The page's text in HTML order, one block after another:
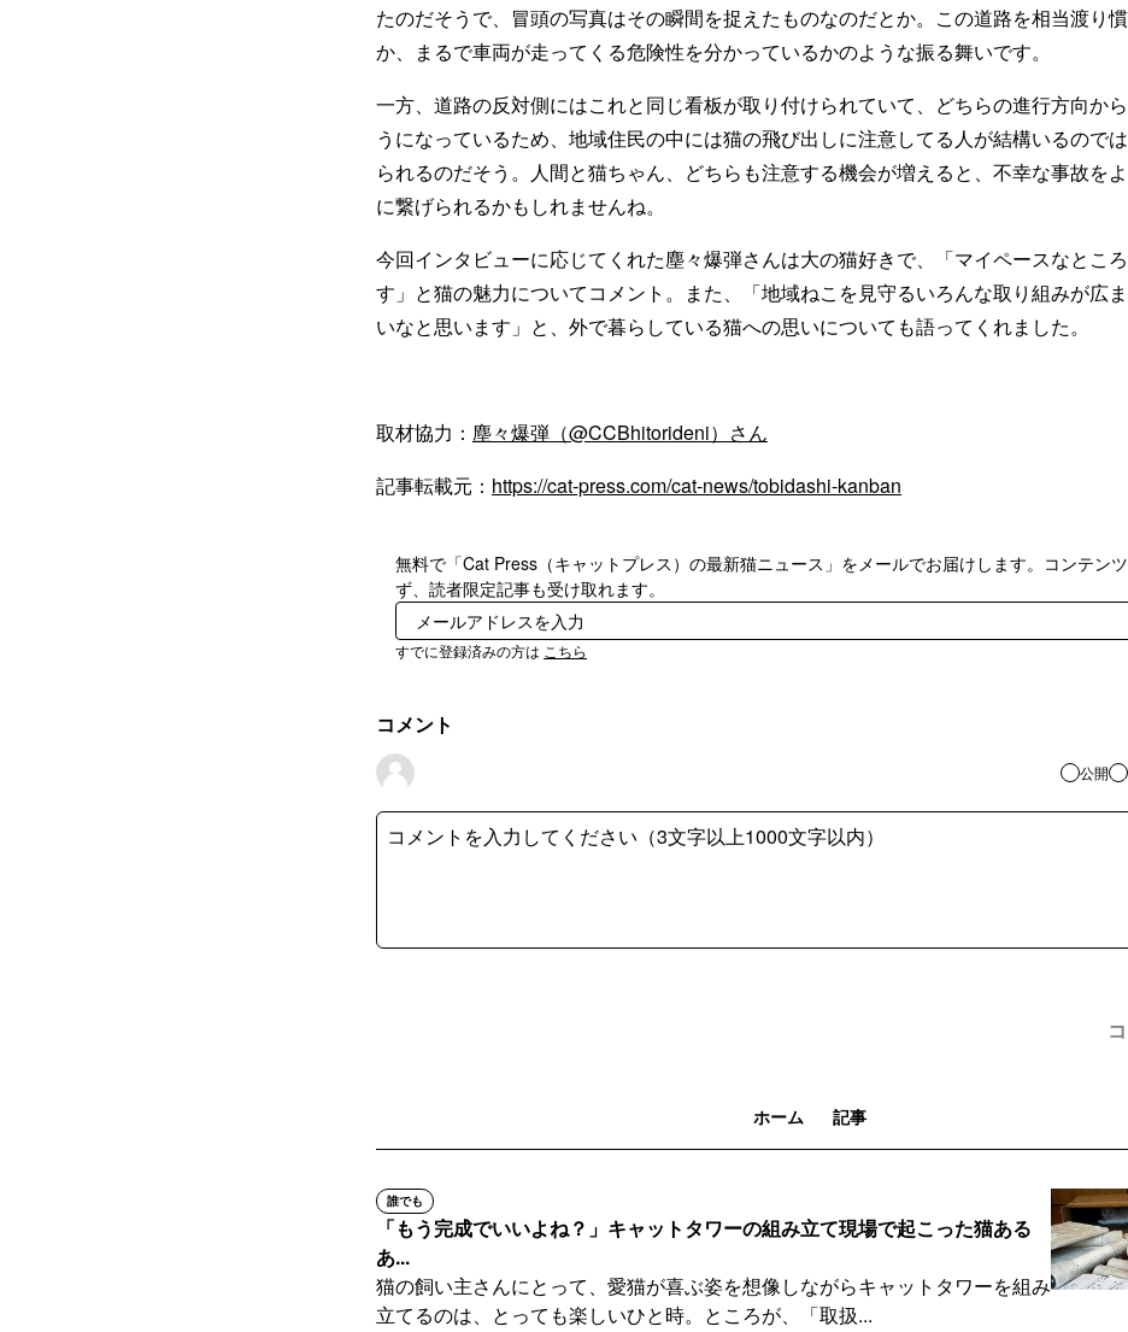
たのだそうで、冒頭の写真はその瞬間を捉えたものなのだとか。この道路を相当渡り
か、まるで車両が走ってくる危険性を分かっているかのような振る舞いです。
一方、道路の反対側にはこれと同じ看板が取り付けられていて、どちらの進行方向か
うになっているため、地域住民の中には猫の飛び出しに注意してる人が結構いるので
られるのだそう。人間と猫ちゃん、どちらも注意する機会が増えると、不幸な事故を
に繋げられるかもしれませんね。
今回インタビューに応じてくれた塵々爆弾さんは大の猫好きで、「マイペースなとこ
す」と猫の魅力についてコメント。また、「地域ねこを見守るいろんな取り組みが広
いなと思います」と、外で暮らしている猫への思いについても語ってくれました。
取材協力： 塵々爆弾（@CCBhitorideni）さん
記事転載元： https://cat-press.com/cat-news/tobidashi-kanban
無料で「Cat Press（キャットプレス）の最新猫ニュース」をメールでお届けします。コンテン
ず、読者限定記事も受け取れます。
すでに登録済みの方は こちら
コメント
公開
ホーム 記事
誰でも
「もう完成でいいよね？」キャットタワーの組み立て現場で起こった猫ある
あ...
猫の飼い主さんにとって、愛猫が喜ぶ姿を想像しながらキャットタワーを組み
立てるのは、とっても楽しいひと時。ところが、「取扱...